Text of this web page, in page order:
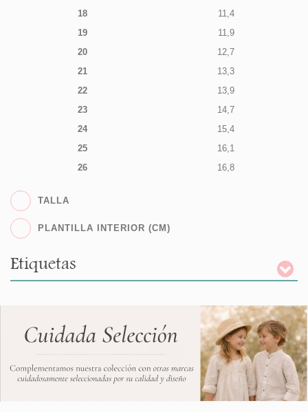
18
11,4
19
11,9
20
12,7
21
13,3
22
13,9
23
14,7
24
15,4
25
16,1
26
16,8
TALLA
PLANTILLA INTERIOR (CM)
Etiquetas